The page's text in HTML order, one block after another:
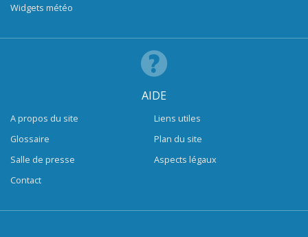
Widgets météo
AIDE
A propos du site
Glossaire
Salle de presse
Contact
Liens utiles
Plan du site
Aspects légaux